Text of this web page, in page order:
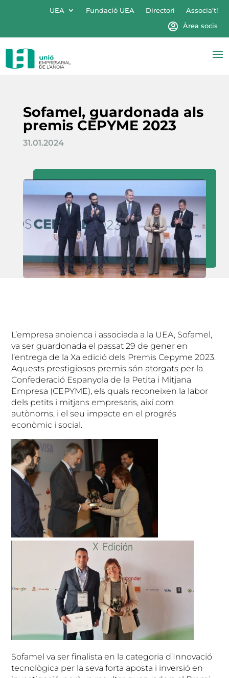
UEA Fundació UEA Directori
Associa’t!
Àrea socis
Sofamel, guardonada als
premis CEPYME 2023
31.01.2024
L’empresa anoienca i associada a la UEA, Sofamel,
va ser guardonada el passat 29 de gener en
l’entrega de la Xa edició dels Premis Cepyme 2023.
Aquests prestigiosos premis són atorgats per la
Confederació Espanyola de la Petita i Mitjana
Empresa (CEPYME), els quals reconeixen la labor
dels petits i mitjans empresaris, així com
autònoms, i el seu impacte en el progrés
econòmic i social.
Sofamel va ser finalista en la categoria d’Innovació
tecnològica per la seva forta aposta i inversió en